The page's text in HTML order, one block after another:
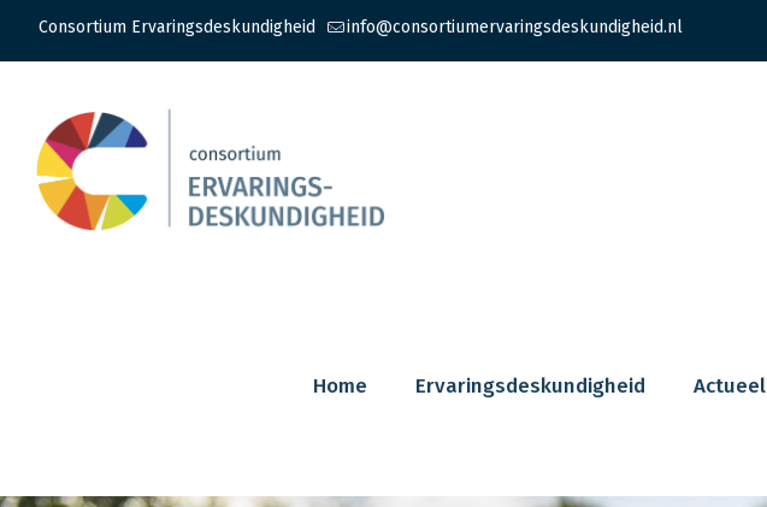
Consortium Ervaringsdeskundigheid info@consortiumervaringsdeskundigheid.nl
Home Ervaringsdeskundigheid Actueel